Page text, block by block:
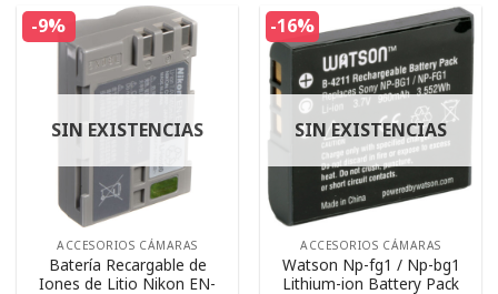
-9%
SIN EXISTENCIAS
ACCESORIOS CÁMARAS
Batería Recargable de
Iones de Litio Nikon EN-
-16%
SIN EXISTENCIAS
ACCESORIOS CÁMARAS
Watson Np-fg1 / Np-bg1
Lithium-ion Battery Pack